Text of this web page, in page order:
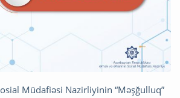
Müdafiəsi Nazirliyinin “Məşğulluq”